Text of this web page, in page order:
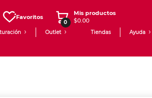
Favoritos
0
Mis productos
$0.00
Outlet Tiendas Ayuda